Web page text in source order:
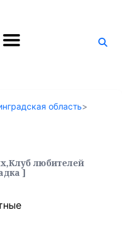
область>
любителей
]